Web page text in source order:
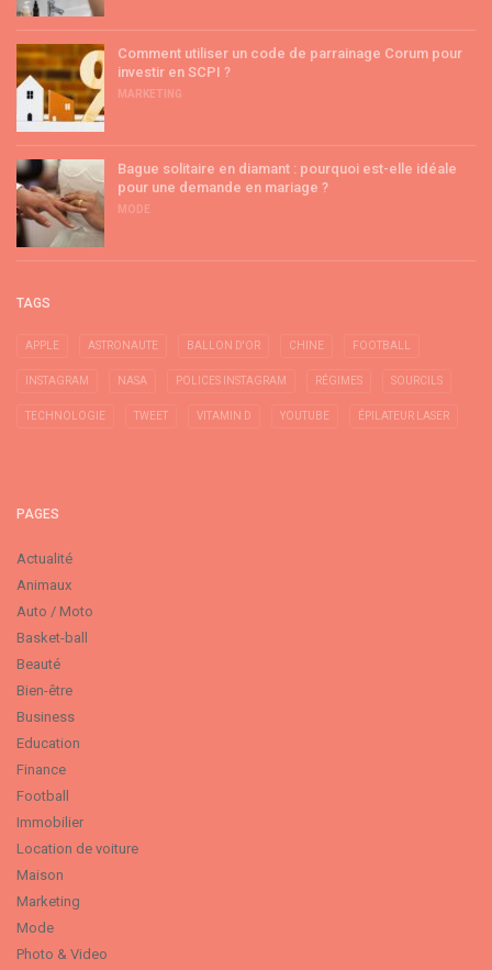
Comment utiliser un code de parrainage Corum pour
investir en SCPI ?
MARKETING
Bague solitaire en diamant : pourquoi est-elle idéale
pour une demande en mariage ?
MODE
TAGS
APPLE ASTRONAUTE BALLON D'OR CHINE FOOTBALL
INSTAGRAM NASA POLICES INSTAGRAM RÉGIMES SOURCILS
TECHNOLOGIE TWEET VITAMIN D YOUTUBE ÉPILATEUR LASER
PAGES
Actualité
Animaux
Auto / Moto
Basket-ball
Beauté
Bien-être
Business
Education
Finance
Football
Immobilier
Location de voiture
Maison
Marketing
Mode
Photo & Video